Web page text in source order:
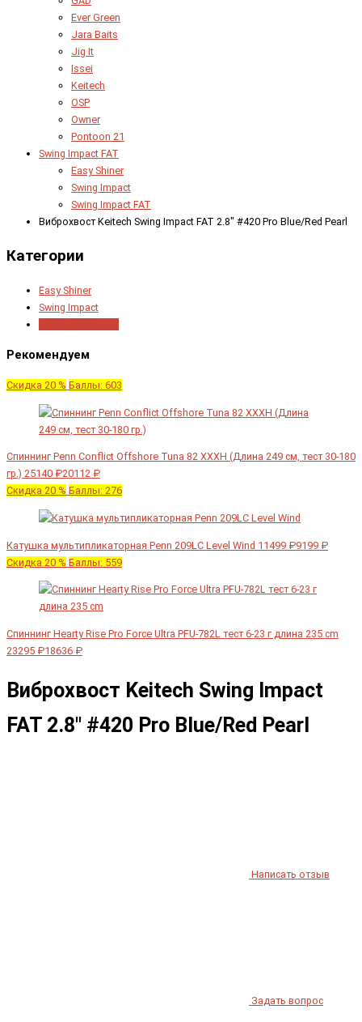
Ever Green
Jara Baits
Jig It
Issei
Keitech
OSP
Owner
Pontoon 21
Swing Impact FAT
Easy Shiner
Swing Impact
Swing Impact FAT
Виброхвост Keitech Swing Impact FAT 2.8" #420 Pro Blue/Red Pearl
Категории
Easy Shiner
Swing Impact
Рекомендуем
Скидка 20 % Баллы: 603
Спиннинг Penn Conflict Offshore Tuna 82 XXXH (Длина 249 см, тест 30-180
гр.) 25140 ₽20112 ₽
Скидка 20 % Баллы: 276
Катушка мультипликаторная Penn 209LC Level Wind 11499 ₽9199 ₽
Скидка 20 % Баллы: 559
Спиннинг Hearty Rise Pro Force Ultra PFU-782L тест 6-23 г длина 235 cm
23295 ₽18636 ₽
Виброхвост Keitech Swing Impact
FAT 2.8" #420 Pro Blue/Red Pearl
Написать отзыв
Задать вопрос